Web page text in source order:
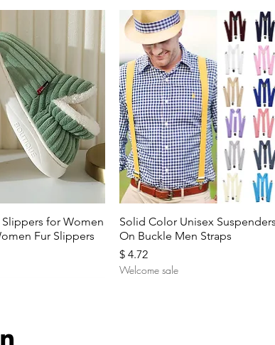
rapide
Slippers for Women
Fur Slippers
Aperçu rapide
Solid Color Unisex
On Buckle Men Straps
Prix
$ 4.72
Welcome sale